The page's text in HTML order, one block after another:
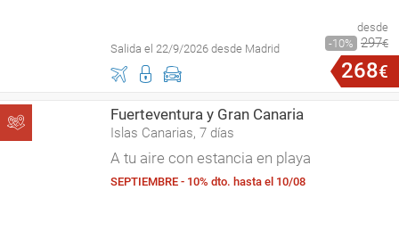
Salida el 22/9/2026 desde Madrid
desde
10
297€
268€
Fuerteventura y Gran Canaria
Islas Canarias, 7 días
A tu aire con estancia en playa
SEPTIEMBRE - 10% dto. hasta el 10/08